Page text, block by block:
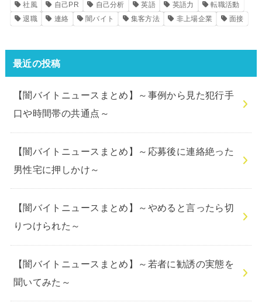
社風
自己PR 自己分析 英語 英語力
転職活動
退職
連絡 闇バイト 集客方法 非上場企業 面接
最近の投稿
【闇バイトニュースまとめ】～事例から見た犯行手
口や時間帯の共通点～
【闇バイトニュースまとめ】～応募後に連絡絶った
男性宅に押しかけ～
【闇バイトニュースまとめ】～やめると言ったら切
りつけられた～
【闇バイトニュースまとめ】～若者に勧誘の実態を
聞いてみた～